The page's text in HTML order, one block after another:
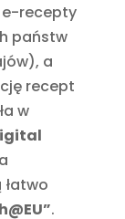
recepty
państw
a
recept
w
.